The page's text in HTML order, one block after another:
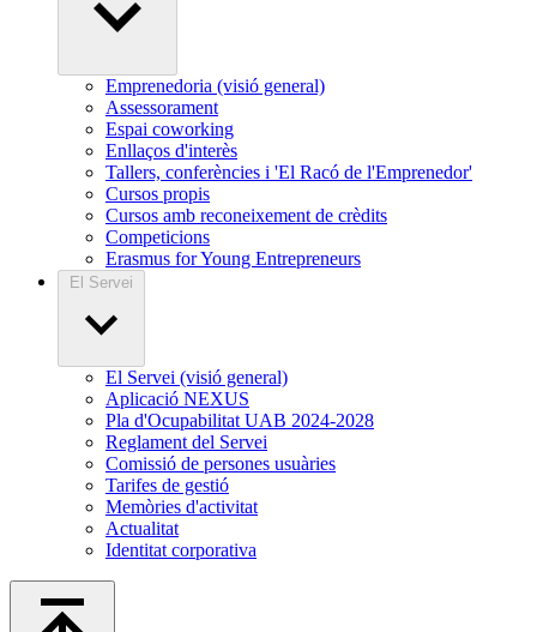
Emprenedoria (visió general)
Assessorament
Espai coworking
Enllaços d'interès
Tallers, conferències i 'El Racó de l'Emprenedor'
Cursos propis
Cursos amb reconeixement de crèdits
Competicions
Erasmus for Young Entrepreneurs
El Servei
El Servei (visió general)
Aplicació NEXUS
Pla d'Ocupabilitat UAB 2024-2028
Reglament del Servei
Comissió de persones usuàries
Tarifes de gestió
Memòries d'activitat
Actualitat
Identitat corporativa